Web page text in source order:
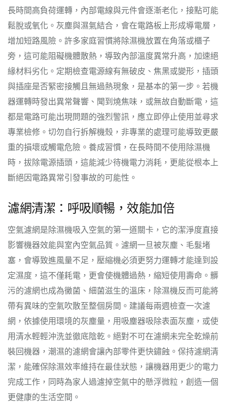
長時間高負荷運轉，內部電線與元件會逐漸老化，接點可能
鬆脫或氧化。灰塵與濕氣結合，會在電路板上形成導電層，
增加短路風險。許多家庭習慣將除濕機放置在角落或櫃子
旁，這可能阻礙機體散熱，導致內部溫度異常升高，加速絕
緣材料劣化。定期檢查電源線有無破皮、焦黑或變形，插頭
與插座是否緊密接觸且無過熱現象，是基本的第一步。若機
器運轉時發出異常聲響、聞到燒焦味，或無故自動斷電，這
都是電路可能出現問題的強烈警訊，應立即停止使用並尋求
專業檢修。切勿自行拆解機殼，非專業的處理可能導致更嚴
重的損壞或觸電危險。養成習慣，在長時間不使用除濕機
時，拔除電源插頭，這能減少待機電力消耗，更能從根本上
斷絕因電路異常引發事故的可能性。
濾網清潔：呼吸順暢，效能加倍
空氣濾網是除濕機吸入空氣的第一道關卡，它的潔淨度直接
影響機器效能與室內空氣品質。濾網一旦被灰塵、毛髮堵
塞，會導致進風量不足，壓縮機必須更努力運轉才能達到設
定濕度，這不僅耗電，更會使機體過熱，縮短使用壽命。髒
污的濾網也成為黴菌、細菌滋生的溫床，除濕機反而可能將
帶有異味的空氣吹散至整個房間。建議每兩週檢查一次濾
網，依據使用環境的灰塵量，用吸塵器吸除表面灰塵，或使
用清水輕輕沖洗並徹底陰乾。絕對不可在濾網未完全乾燥前
裝回機器，潮濕的濾網會讓內部零件更快鏽蝕。保持濾網清
潔，能確保除濕效率維持在最佳狀態，讓機器用更少的電力
完成工作，同時為家人過濾掉空氣中的懸浮微粒，創造一個
更健康的生活空間。